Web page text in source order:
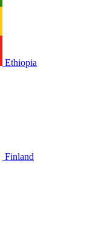
Ethiopia
Finland